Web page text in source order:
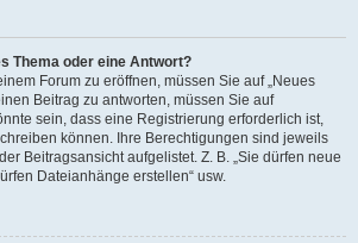
Thema oder eine Antwort?
Forum zu eröffnen, müssen Sie auf „Neues
Beitrag zu antworten, müssen Sie auf
sein, dass eine Registrierung erforderlich ist,
können. Ihre Berechtigungen sind jeweils
Beitragsansicht aufgelistet. Z. B. „Sie dürfen neue
Dateianhänge erstellen“ usw.